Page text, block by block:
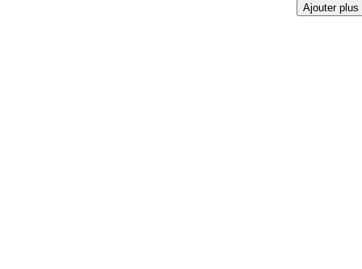
Ajouter plus